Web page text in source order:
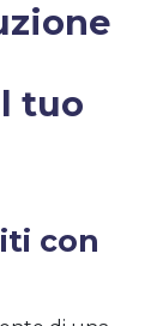
tuo
con